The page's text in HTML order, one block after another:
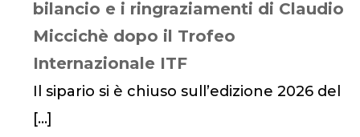
bilancio e i ringraziamenti di Claudio
Miccichè dopo il Trofeo
Internazionale ITF
Il sipario si è chiuso sull’edizione 2026 del
[…]